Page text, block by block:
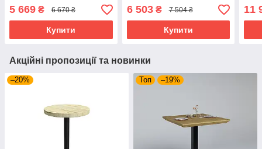
5 669 ₴ 6 670 ₴
Купити
6 503₴ 7 504 ₴
Купити
11
Акційні пропозиції та новинки
–20% Топ –19%